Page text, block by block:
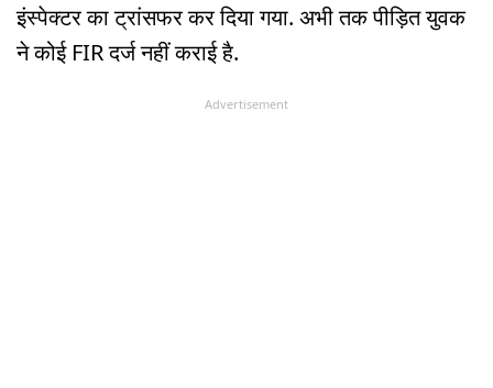
इंस्पेक्टर का ट्रांसफर कर दिया गया. अभी तक पीड़ित युवक
ने कोई FIR दर्ज नहीं कराई है.
Advertisement